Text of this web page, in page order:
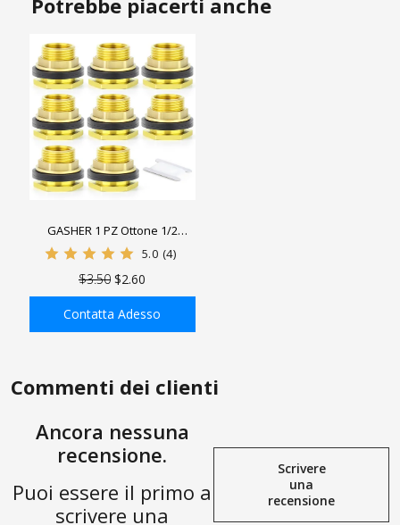
Potrebbe piacerti anche
AGGIUNGI ALLA
GASHER 1 PZ Ottone 1/2
"Femmina 3/4" Maschio
Serbatoio Paratia Raccordo
con Anello di Gomma
5.0 (4)
$3.50 $2.60
Contatta Adesso
Commenti dei clienti
Ancora nessuna
recensione.
Puoi essere il primo a
scrivere una
Scrivere
una
recensione